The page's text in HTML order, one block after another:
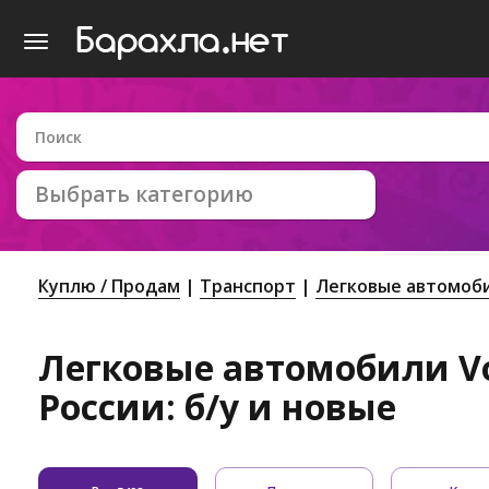
Выбрать категорию
Куплю / Продам Транспорт Легковые
Легковые автомобили
России: б/у и новые